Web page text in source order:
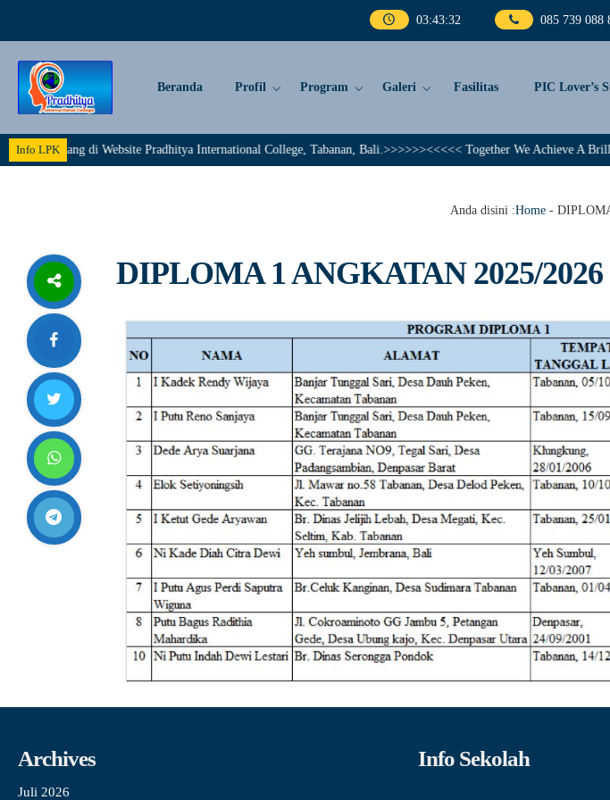
03:43:32 085 739 088
Beranda Profil Program Galeri Fasilitas PIC Lover’s
Info LPK
Datang di Website Pradhitya International College, Tabanan, Bali.>>>>>><<<<< Together We Achieve A Brillant
Anda disini :Home-
DIPLOMA 1 ANGKATAN 2025/2026
Archives
Juli 2026
Info Sekolah